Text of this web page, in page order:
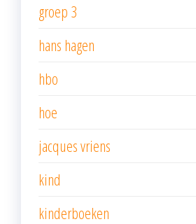
groep 3
hans hagen
hbo
hoe
jacques vriens
kind
kinderboeken